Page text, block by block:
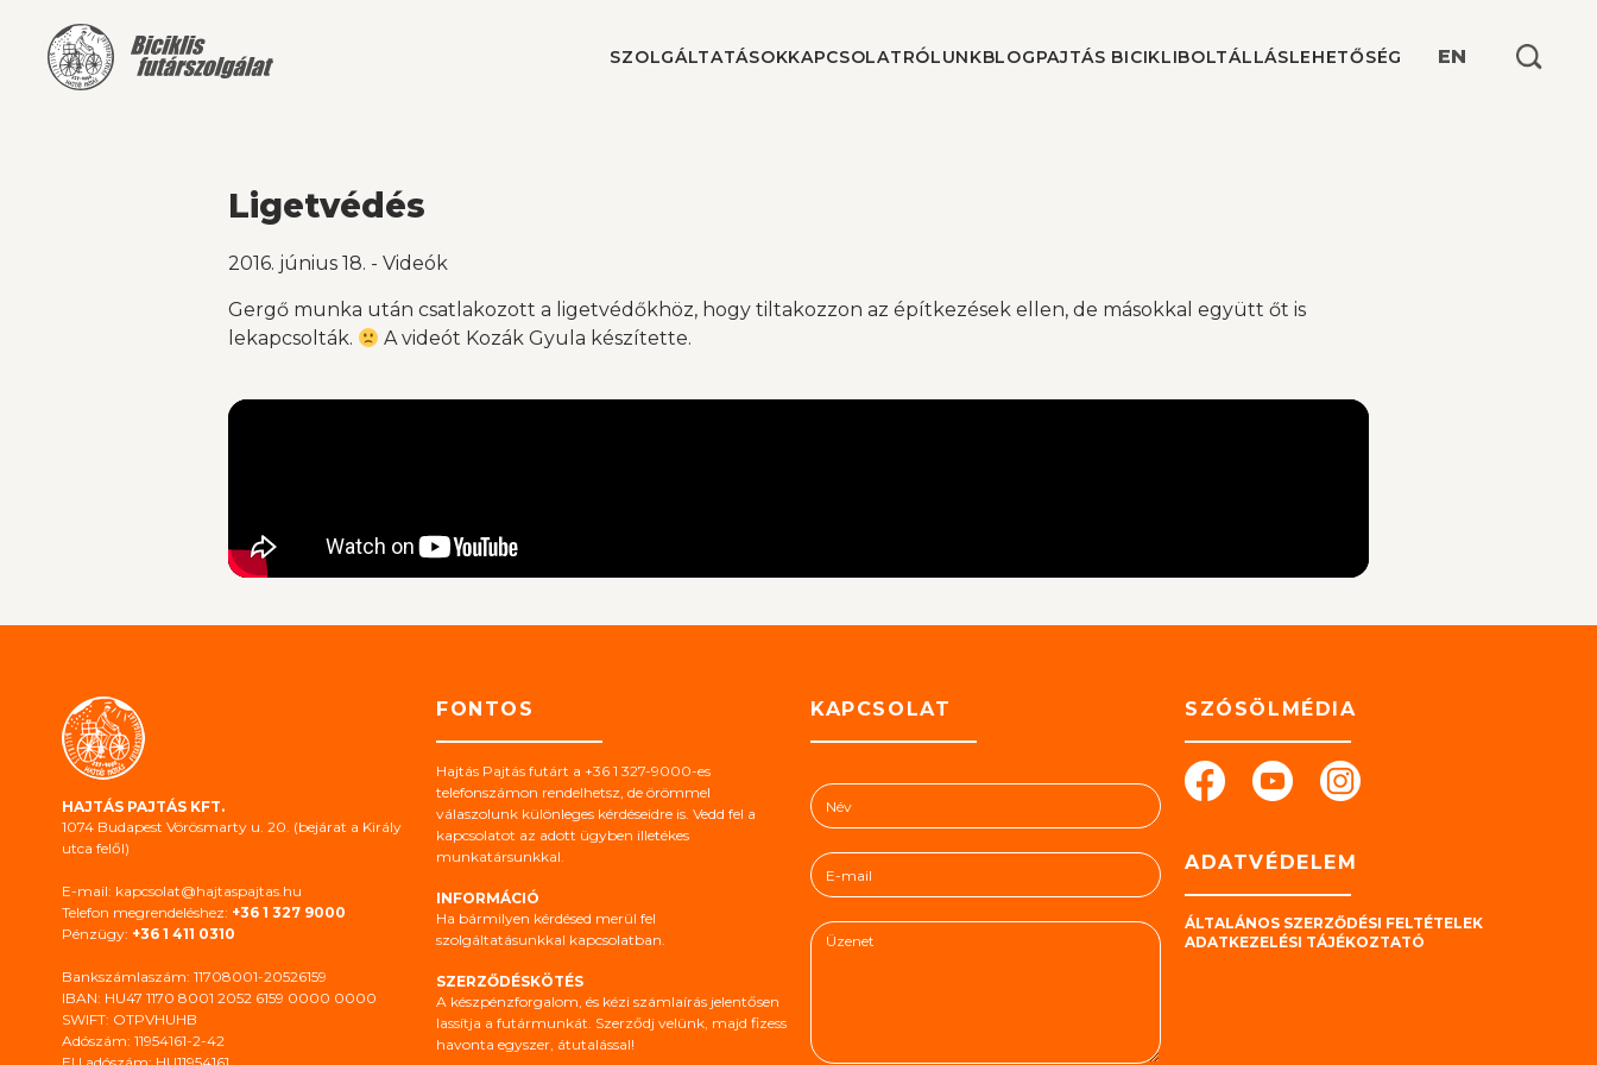
SZOLGÁLTATÁSOKKAPCSOLATRÓLUNKBLOGPAJTÁS BICIKLIBOLTÁLLÁSLEHETŐSÉG EN Keresés:
Ligetvédés
2016. június 18. - Videók
Gergő munka után csatlakozott a ligetvédőkhöz, hogy tiltakozzon az építkezések ellen, de másokkal együtt őt is
lekapcsolták.
A videót Kozák Gyula készítette.
HAJTÁS PAJTÁS KFT.
1074 Budapest Vörösmarty u. 20. (bejárat a Király
utca felől)
E-mail: kapcsolat@hajtaspajtas.hu
Telefon megrendeléshez: +36 1 327 9000
Pénzügy: +36 1 411 0310
Bankszámlaszám: 11708001-20526159
IBAN: HU47 1170 8001 2052 6159 0000 0000
SWIFT: OTPVHUHB
Adószám: 11954161-2-42
FONTOS
Hajtás Pajtás futárt a +36 1 327-9000-es
telefonszámon rendelhetsz, de örömmel
válaszolunk különleges kérdéseidre is. Vedd fel a
kapcsolatot az adott ügyben illetékes
munkatársunkkal.
INFORMÁCIÓ
Ha bármilyen kérdésed merül fel
szolgáltatásunkkal kapcsolatban.
SZERZŐDÉSKÖTÉS
A készpénzforgalom, és kézi számlaírás jelentősen
lassítja a futármunkát. Szerződj velünk, majd fizess
havonta egyszer, átutalással!
KAPCSOLAT
N
é
*E
-
a
Ü
t
SZÓSÖLMÉDIA
ADATVÉDELEM
ÁLTALÁNOS SZERZŐDÉSI FELTÉTELEK
ADATKEZELÉSI TÁJÉKOZTATÓ